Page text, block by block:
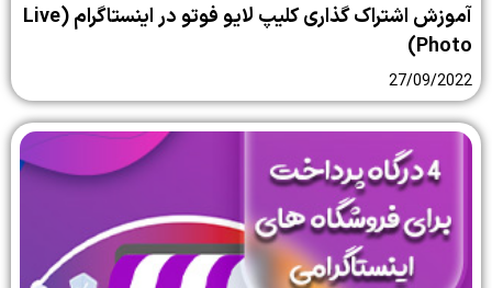
آموزش اشتراک گذاری کلیپ لایو فوتو در اینستاگرام (Live
Photo)
27/09/2022